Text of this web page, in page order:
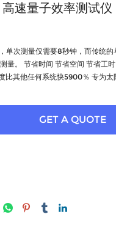
速量子效率测试仪
单次测量仅需要8秒钟，而传统
量。 节省时间 节省空间 节省工
比其他任何系统快5900％ 专为太
GET A QUOTE